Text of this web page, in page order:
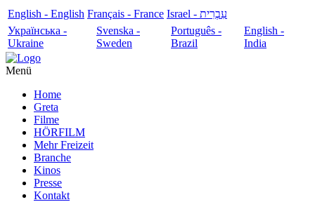
English - English Français - France
עִבְרִית - Israel
Українська -
Ukraine
Svenska -
Sweden
Português -
Brazil
English -
India
Menü
Home
Greta
Filme
HÖRFILM
Mehr Freizeit
Branche
Kinos
Presse
Kontakt